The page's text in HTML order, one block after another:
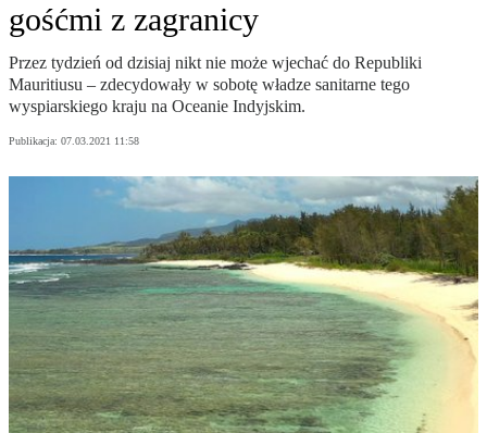
gośćmi z zagranicy
Przez tydzień od dzisiaj nikt nie może wjechać do Republiki
Mauritiusu – zdecydowały w sobotę władze sanitarne tego
wyspiarskiego kraju na Oceanie Indyjskim.
Publikacja: 07.03.2021 11:58